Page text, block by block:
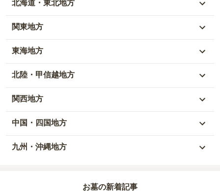
北海道・東北地方
北海道
青森県
秋田県
山形県
宮城県
関東地方
東京都
神奈川県
埼玉県
茨城県
東海地方
愛知県
岐阜県
静岡県
北陸・甲信越地方
富山県
石川県
福井県
関西地方
大阪府
兵庫県
中国・四国地方
岡山県
九州・沖縄地方
お墓の新着記事